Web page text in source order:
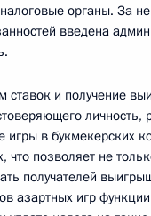
органы. За
введена
ставок и получение
личность,
игры в букмекерских
что позволяет не
получателей
азартных игр